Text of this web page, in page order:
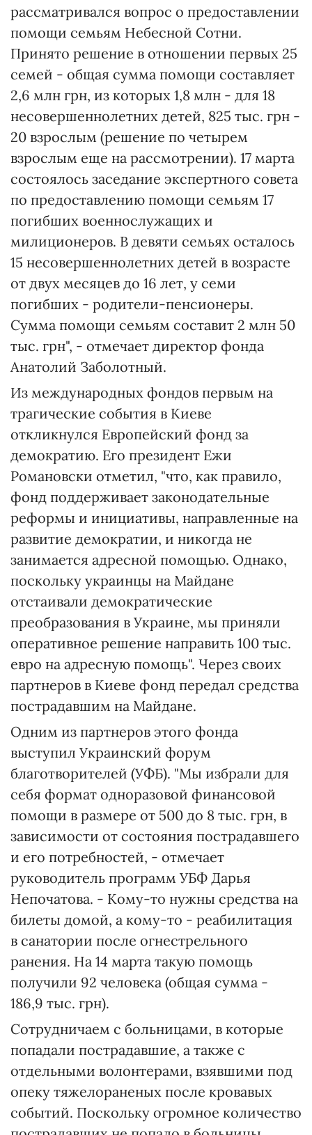
рассматривался вопрос о предоставлении
помощи семьям Небесной Сотни.
Принято решение в отношении первых 25
семей - общая сумма помощи составляет
2,6 млн грн, из которых 1,8 млн - для 18
несовершеннолетних детей, 825 тыс. грн -
20 взрослым (решение по четырем
взрослым еще на рассмотрении). 17 марта
состоялось заседание экспертного совета
по предоставлению помощи семьям 17
погибших военнослужащих и
милиционеров. В девяти семьях осталось
15 несовершеннолетних детей в возрасте
от двух месяцев до 16 лет, у семи
погибших - родители-пенсионеры.
Сумма помощи семьям составит 2 млн 50
тыс. грн", - отмечает директор фонда
Анатолий Заболотный.
Из международных фондов первым на
трагические события в Киеве
откликнулся Европейский фонд за
демократию. Его президент Ежи
Романовски отметил, "что, как правило,
фонд поддерживает законодательные
реформы и инициативы, направленные на
развитие демократии, и никогда не
занимается адресной помощью. Однако,
поскольку украинцы на Майдане
отстаивали демократические
преобразования в Украине, мы приняли
оперативное решение направить 100 тыс.
евро на адресную помощь". Через своих
партнеров в Киеве фонд передал средства
пострадавшим на Майдане.
Одним из партнеров этого фонда
выступил Украинский форум
благотворителей (УФБ). "Мы избрали для
себя формат одноразовой финансовой
помощи в размере от 500 до 8 тыс. грн, в
зависимости от состояния пострадавшего
и его потребностей, - отмечает
руководитель программ УБФ Дарья
Непочатова. - Кому-то нужны средства на
билеты домой, а кому-то - реабилитация
в санатории после огнестрельного
ранения. На 14 марта такую помощь
получили 92 человека (общая сумма -
186,9 тыс. грн).
Сотрудничаем с больницами, в которые
попадали пострадавшие, а также с
отдельными волонтерами, взявшими под
опеку тяжелораненых после кровавых
событий. Поскольку огромное количество